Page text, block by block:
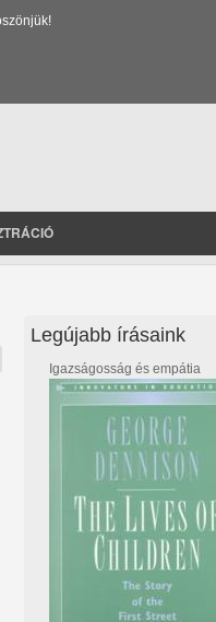
Legújabb írásaink
Igazságosság és empátia